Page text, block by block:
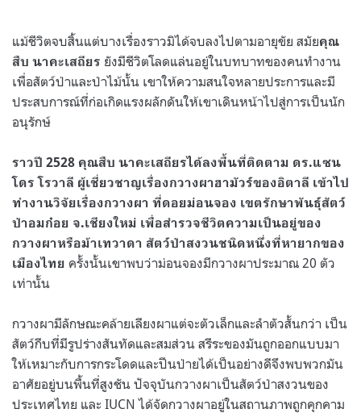
แม้ชีวิตจบสิ้นแต่บางเรื่องราวมิได้จบลงไปตามอายุขัย สมัยคุณ
สืบ นาคะเสถียร ยังมีชีวิตโลดแล่นอยู่ในบทบาทของคนทำงาน
เพื่อสัตว์ป่าและป่าไม้นั้น เขาให้ความสนใจหลายประการและมี
ประสบการณ์ที่ก่อเกิดแรงผลักดันให้เขาเดินหน้าไปสู่การเป็นนัก
อนุรักษ์
ราวปี 2528 คุณสืบ นาคะเสถียรได้ลงพื้นที่ติดตาม ดร.แซน
โดร โรวาลี ผู้เชี่ยวชาญเรื่องกวางผาฮามัวร์ของอิตาลี เข้าไป
ทำงานวิจัยเรื่องกวางผา ที่ดอยม่อนจอง เขตรักษาพันธุ์สัตว์
ป่าอมก๋อย จ.เชียงใหม่ เพื่อสำรวจชีวิตความเป็นอยู่ของ
กวางผาหรือม้าเทวาดา สัตว์ป่าสงวนชนิดหนึ่งที่หายากของ
เมืองไทย ครั้งนั้นเขาพบว่าม่อนจองมีกวางผาประมาณ 20 ตัว
เท่านั้น
กวางผามีลักษณะคล้ายเลียงผาแต่จะตัวเล็กและลำตัวสั้นกว่า เป็น
สัตว์กีบที่มีรูปร่างสันทัดและสมส่วน สรีระของมันถูกออกแบบมา
ให้เหมาะกับการกระโดดและปีนป่ายได้เป็นอย่างดีจึงพบพวกมัน
อาศัยอยู่บนพื้นที่สูงชัน ปัจจุบันกวางผาเป็นสัตว์ป่าสงวนของ
ประเทศไทย และ IUCN ได้จัดกวางผาอยู่ในสถานภาพถูกคุกคาม